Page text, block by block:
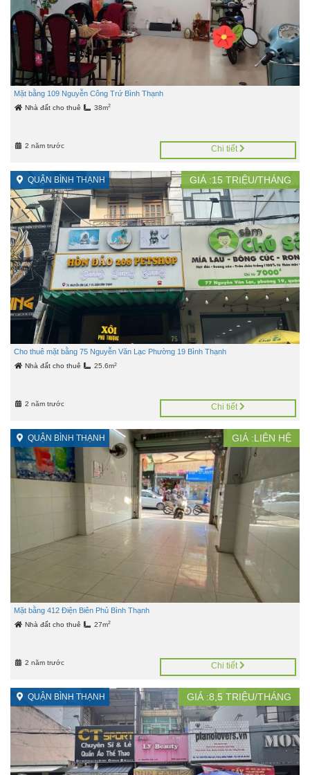
Mặt bằng 109 Nguyễn Công Trứ Bình Thạnh
Nhà đất cho thuê 38m2
2 năm trước Chi tiết
QUẬN BÌNH THẠNH GIÁ :15 TRIỆU/THÁNG
Cho thuê mặt bằng 75 Nguyễn Văn Lạc Phường 19 Bình Thạnh
Nhà đất cho thuê 25.6m2
2 năm trước Chi tiết
QUẬN BÌNH THẠNH GIÁ :LIÊN HỆ
Mặt bằng 412 Điện Biên Phủ Bình Thạnh
Nhà đất cho thuê 27m2
2 năm trước Chi tiết
QUẬN BÌNH THẠNH GIÁ :8,5 TRIỆU/THÁNG